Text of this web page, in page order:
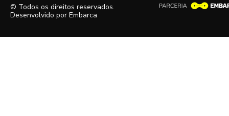
© Todos os direitos reservados.
Desenvolvido por Embarca